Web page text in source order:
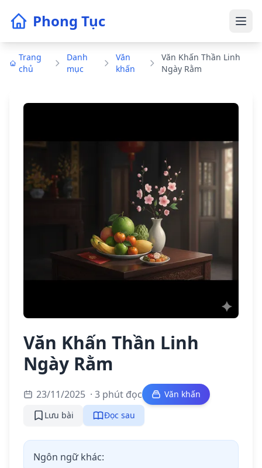
Phong Tục
Trang
chủ
Danh
mục
Văn
khấn
Văn Khấn Thần Linh
Ngày Rằm
Văn Khấn Thần Linh
Ngày Rằm
23/11/2025 · 3 phút đọc
Văn khấn
Lưu bài
Đọc sau
Ngôn ngữ khác: